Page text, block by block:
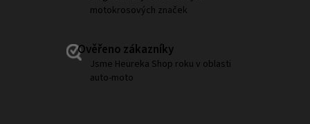
motokrosových značek
Ověřeno zákazníky
Jsme Heureka Shop roku v oblasti
auto-moto